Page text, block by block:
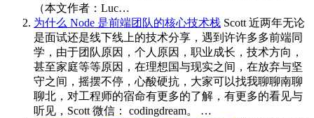
（本文作者：Luc…
为什么 Node 是前端团队的核心技术栈 Scott 近两年无论
是面试还是线下线上的技术分享，遇到许许多多前端同
学，由于团队原因，个人原因，职业成长，技术方向，
甚至家庭等等原因，在理想国与现实之间，在放弃与坚
守之间，摇摆不停，心酸硬抗，大家可以找我聊聊南聊
聊北，对工程师的宿命有更多的了解，有更多的看见与
听见，Scott 微信： codingdream。 …